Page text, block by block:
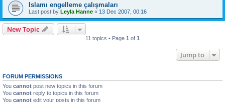
Islamı engelleme çalışmaları
Last post by Leyla Hanne « 13 Dec 2007, 00:16
New Topic
11 topics • Page 1 of 1
Jump to
FORUM PERMISSIONS
You cannot post new topics in this forum
You cannot reply to topics in this forum
You cannot edit your posts in this forum